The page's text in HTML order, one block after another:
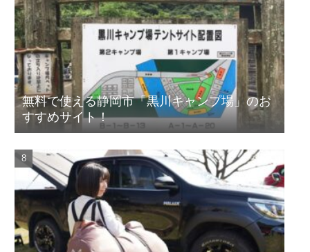
無料で使える静岡市「黒川キャンプ場」のお
すすめサイト！